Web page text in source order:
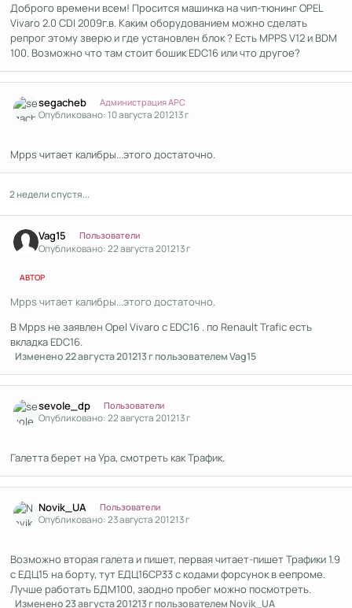
Доброго времени всем! Просится машинка на чип-тюнинг OPEL
Vivaro 2.0 CDI 2009г.в. Каким оборудованием можно сделать
репрог этому зверю и где установлен блок ? Есть MPPS V12 и BDM
100. Возможно что там стоит бошик EDC16 или что другое?
segacheb Администрация APC
Опубликовано:10 августа 201213 г
Mpps читает калибры...этого достаточно.
2 недели спустя...
Vag15 Пользователи
Опубликовано:22 августа 201213 г
АВТОР
Mpps читает калибры...этого достаточно.
В Mpps не заявлен Opel Vivaro c EDС16 . по Renault Trafic есть
вкладка EDC16.
Изменено22 августа 201213 гпользователем Vag15
sevole_dp Пользователи
Опубликовано:22 августа 201213 г
Галетта берет на Ура, смотреть как Трафик.
Novik_UA Пользователи
Опубликовано:23 августа 201213 г
Возможно вторая галета и пишет, первая читает-пишет Трафики 1.9
с ЕДЦ15 на борту, тут ЕДЦ16СР33 с кодами форсунок в еепроме.
Лучше работать БДМ100, заодно пробег можно посмотреть.
Изменено23 августа 201213 гпользователем Novik_UA